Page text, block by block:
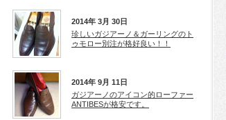
2014年 3月 30日
珍しいガジアーノ＆ガーリングのト
ゥモロー別注が格好良い！！
2014年 9月 11日
ガジアーノのアイコン的ローファー
ANTIBESが格安です。